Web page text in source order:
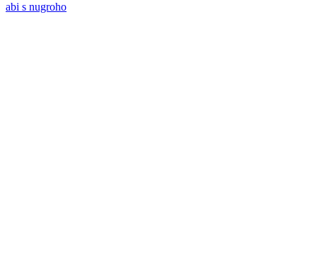
abi s nugroho